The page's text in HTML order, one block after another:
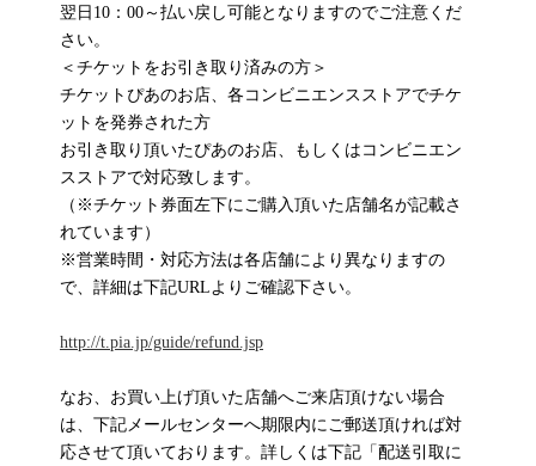
翌日10：00～払い戻し可能となりますのでご注意くだ
さい。
＜チケットをお引き取り済みの方＞
チケットぴあのお店、各コンビニエンスストアでチケ
ットを発券された方
お引き取り頂いたぴあのお店、もしくはコンビニエン
スストアで対応致します。
（※チケット券面左下にご購入頂いた店舗名が記載さ
れています）
※営業時間・対応方法は各店舗により異なりますの
で、詳細は下記URLよりご確認下さい。
http://t.pia.jp/guide/refund.jsp
なお、お買い上げ頂いた店舗へご来店頂けない場合
は、下記メールセンターへ期限内にご郵送頂ければ対
応させて頂いております。詳しくは下記「配送引取に